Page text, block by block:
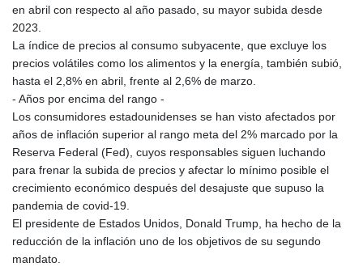
en abril con respecto al año pasado, su mayor subida desde
2023.
La índice de precios al consumo subyacente, que excluye los
precios volátiles como los alimentos y la energía, también subió,
hasta el 2,8% en abril, frente al 2,6% de marzo.
- Años por encima del rango -
Los consumidores estadounidenses se han visto afectados por
años de inflación superior al rango meta del 2% marcado por la
Reserva Federal (Fed), cuyos responsables siguen luchando
para frenar la subida de precios y afectar lo mínimo posible el
crecimiento económico después del desajuste que supuso la
pandemia de covid-19.
El presidente de Estados Unidos, Donald Trump, ha hecho de la
reducción de la inflación uno de los objetivos de su segundo
mandato.